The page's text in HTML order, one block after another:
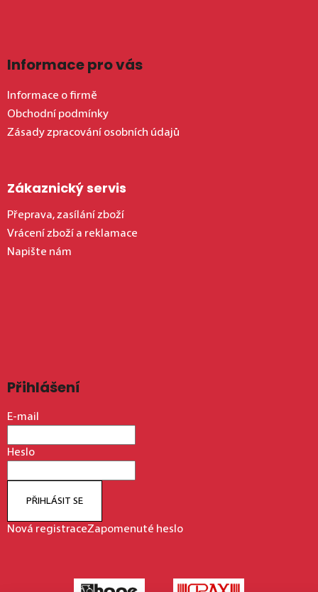
Informace pro vás
Informace o firmě
Obchodní podmínky
Zásady zpracování osobních údajů
Zákaznický servis
Přeprava, zasílání zboží
Vrácení zboží a reklamace
Napište nám
Přihlášení
E-mail
Heslo
PŘIHLÁSIT SE
Nová registraceZapomenuté heslo